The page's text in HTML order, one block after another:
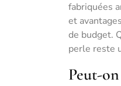
fabriquées
et
de budget.
perle reste
Peut-